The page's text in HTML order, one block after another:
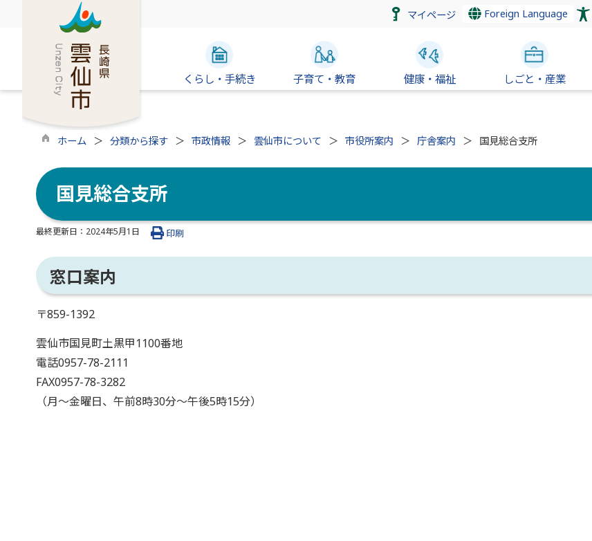
マイページ Foreign Language
くらし・手続き 子育て・教育 健康・福祉 しごと・産業
ホーム 分類から探す 市政情報 雲仙市について 市役所案内 庁舎案内 国見総合支所
国見総合支所
最終更新日： 2024年5月1日 印刷
窓口案内
〒859-1392
雲仙市国見町土黒甲1100番地
電話0957-78-2111
FAX0957-78-3282
（月～金曜日、午前8時30分～午後5時15分）